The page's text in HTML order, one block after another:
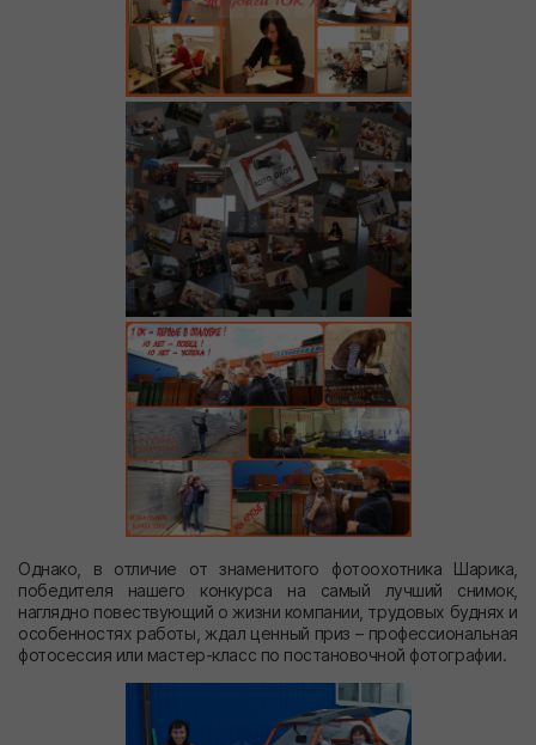
Однако, в отличие от знаменитого фотоохотника Шарика,
победителя нашего конкурса на самый лучший снимок,
наглядно повествующий о жизни компании, трудовых буднях и
особенностях работы, ждал ценный приз – профессиональная
фотосессия или мастер-класс по постановочной фотографии.